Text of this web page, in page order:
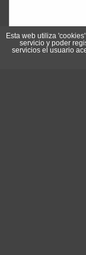
Esta web utiliza
servicio y poder
servicios el usuario